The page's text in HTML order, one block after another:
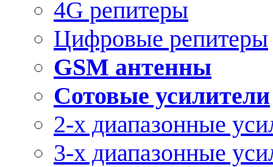
4G репитеры
Цифровые репитеры
GSM антенны
Сотовые усилители
2-х диапазонные
3-х диапазонные